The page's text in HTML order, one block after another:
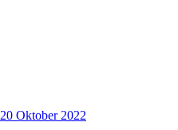
20 Oktober 2022